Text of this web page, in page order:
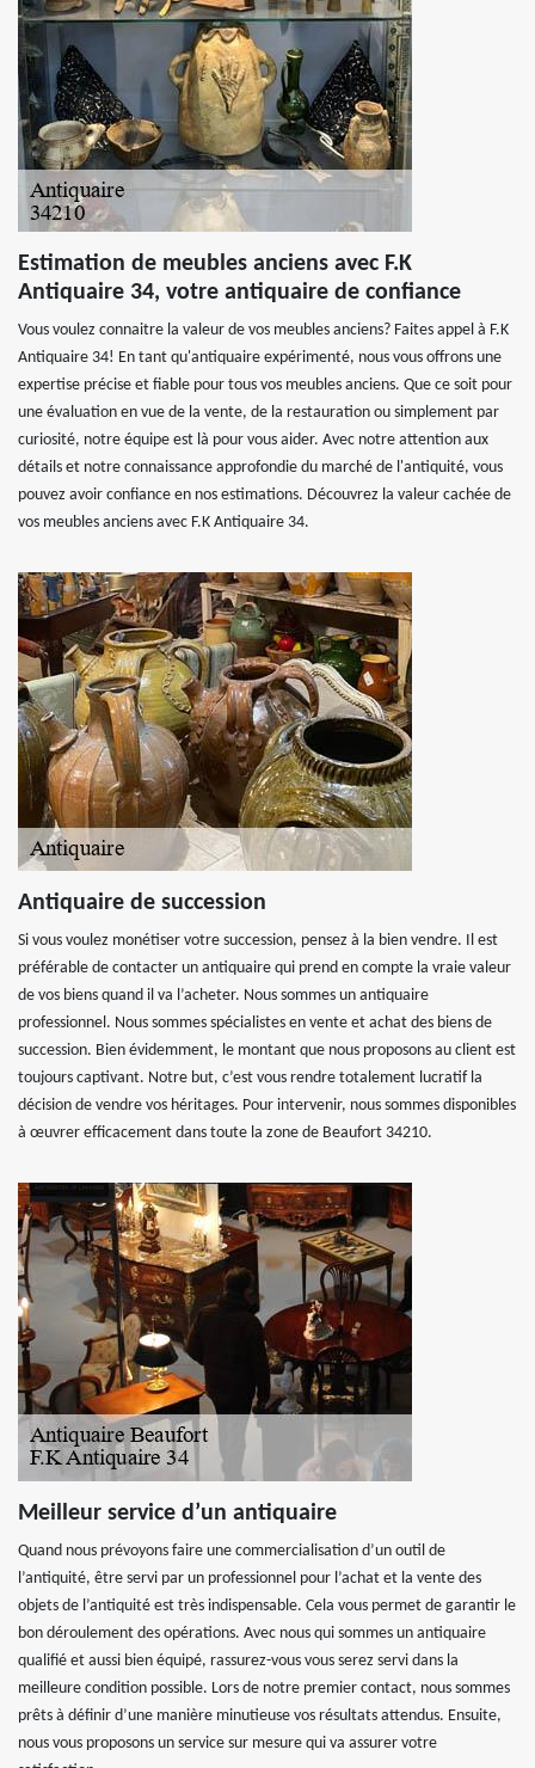
Estimation de meubles anciens avec F.K
Antiquaire 34, votre antiquaire de confiance
Vous voulez connaitre la valeur de vos meubles anciens? Faites appel à F.K
Antiquaire 34! En tant qu'antiquaire expérimenté, nous vous offrons une
expertise précise et fiable pour tous vos meubles anciens. Que ce soit pour
une évaluation en vue de la vente, de la restauration ou simplement par
curiosité, notre équipe est là pour vous aider. Avec notre attention aux
détails et notre connaissance approfondie du marché de l'antiquité, vous
pouvez avoir confiance en nos estimations. Découvrez la valeur cachée de
vos meubles anciens avec F.K Antiquaire 34.
Antiquaire de succession
Si vous voulez monétiser votre succession, pensez à la bien vendre. Il est
préférable de contacter un antiquaire qui prend en compte la vraie valeur
de vos biens quand il va l’acheter. Nous sommes un antiquaire
professionnel. Nous sommes spécialistes en vente et achat des biens de
succession. Bien évidemment, le montant que nous proposons au client est
toujours captivant. Notre but, c’est vous rendre totalement lucratif la
décision de vendre vos héritages. Pour intervenir, nous sommes disponibles
à œuvrer efficacement dans toute la zone de Beaufort 34210.
Meilleur service d’un antiquaire
Quand nous prévoyons faire une commercialisation d’un outil de
l’antiquité, être servi par un professionnel pour l’achat et la vente des
objets de l’antiquité est très indispensable. Cela vous permet de garantir le
bon déroulement des opérations. Avec nous qui sommes un antiquaire
qualifié et aussi bien équipé, rassurez-vous vous serez servi dans la
meilleure condition possible. Lors de notre premier contact, nous sommes
prêts à définir d’une manière minutieuse vos résultats attendus. Ensuite,
nous vous proposons un service sur mesure qui va assurer votre